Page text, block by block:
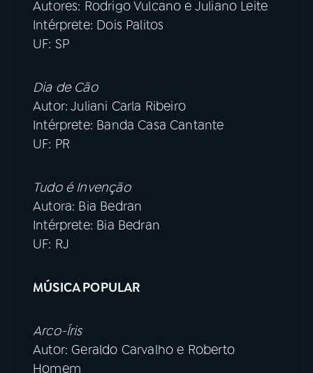
Autores: Rodrigo Vulcano e Juliano Leite
Intérprete: Dois Palitos
UF: SP
Dia de Cão
Autor: Juliani Carla Ribeiro
Intérprete: Banda Casa Cantante
UF: PR
Tudo é Invenção
Autora: Bia Bedran
Intérprete: Bia Bedran
UF: RJ
MÚSICA POPULAR
Arco-Íris
Autor: Geraldo Carvalho e Roberto
Homem